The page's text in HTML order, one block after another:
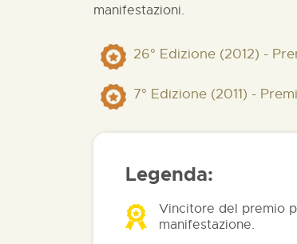
manifestazioni.
26° Edizione (2012) -
7° Edizione (2011) -
Legenda:
Vincitore del premio
manifestazione.